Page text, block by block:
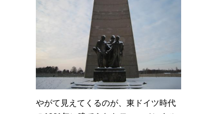
やがて見えてくるのが、東ドイツ時代